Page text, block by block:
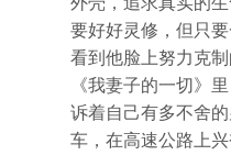
要好好灵修，但只
看到他脸上努力克
《我妻子的一切》
诉着自己有多不舍
车，在高速公路上